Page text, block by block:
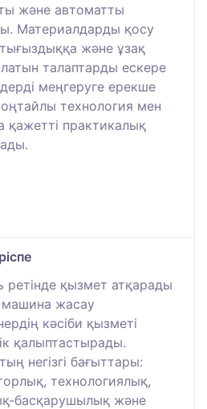
және автоматты
Материалдарды қосу
тығыздыққа және ұзақ
талаптарды ескере
меңгеруге ерекше
оңтайлы технология мен
практикалық
ретінде қызмет атқарады
машина жасау
кәсіби қызметі
қалыптастырады.
негізгі бағыттары:
технологиялық,
басқарушылық және